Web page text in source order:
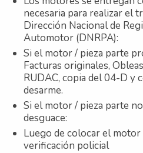
necesaria para realizar el
Dirección Nacional de
Automotor (DNRPA):
Si el motor / pieza parte
Facturas originales,
RUDAC, copia del 04-D y
desarme.
Si el motor / pieza parte
desguace:
Luego de colocar el motor
verificación policial